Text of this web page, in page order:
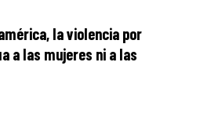
la violencia por
a las mujeres ni a las